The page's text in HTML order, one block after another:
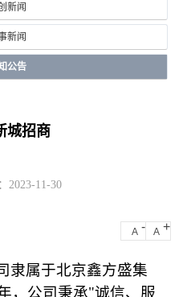
新闻
新闻
公告
城招商
2023-11-30
A - A +
隶属于北京鑫方盛集
，公司秉承"诚信、服